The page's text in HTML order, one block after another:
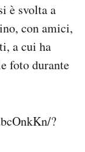
è svolta a
con amici,
a cui ha
foto durante
?